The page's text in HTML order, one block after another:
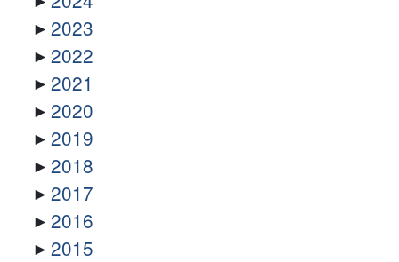
2023
2022
2021
2020
2019
2018
2017
2016
2015